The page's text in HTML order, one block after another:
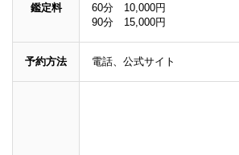
鑑定料
60分 10,000円
90分 15,000円
予約方法 電話、公式サイト